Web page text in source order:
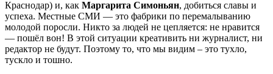
Краснодар) и, как Маргарита Симоньян, добиться славы и
успеха. Местные СМИ — это фабрики по перемалыванию
молодой поросли. Никто за людей не цепляется: не нравится
— пошёл вон! В этой ситуации креативить ни журналист, ни
редактор не будут. Поэтому то, что мы видим – это тухло,
тускло и тошно.